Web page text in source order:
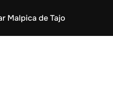
Malpica de Tajo